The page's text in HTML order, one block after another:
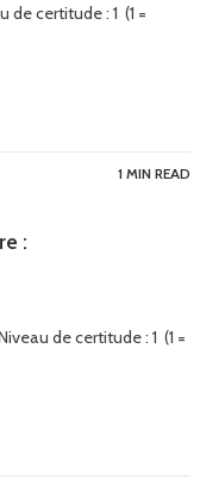
certitude : 1 (1 =
1 MIN READ
:
de certitude : 1 (1 =